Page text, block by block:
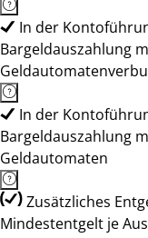
In der
Bargeldauszahlung
In der
Bargeldauszahlung
Geldautomaten
Zusätzliches
Mindestentgelt je